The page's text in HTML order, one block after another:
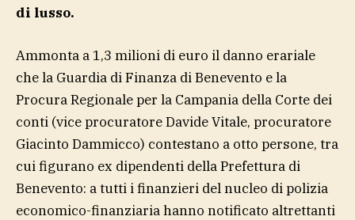
di lusso.
Ammonta a 1,3 milioni di euro il danno erariale
che la Guardia di Finanza di Benevento e la
Procura Regionale per la Campania della Corte dei
conti (vice procuratore Davide Vitale, procuratore
Giacinto Dammicco) contestano a otto persone, tra
cui figurano ex dipendenti della Prefettura di
Benevento: a tutti i finanzieri del nucleo di polizia
economico-finanziaria hanno notificato altrettanti